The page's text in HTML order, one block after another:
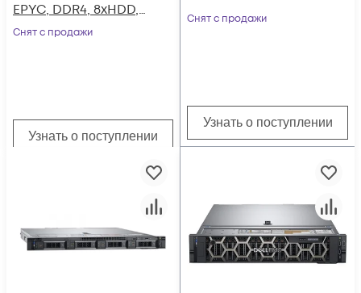
EPYC, DDR4, 8xHDD,
резервируемый БП
Снят с продажи
Узнать о поступлении
Снят с продажи
Узнать о поступлении